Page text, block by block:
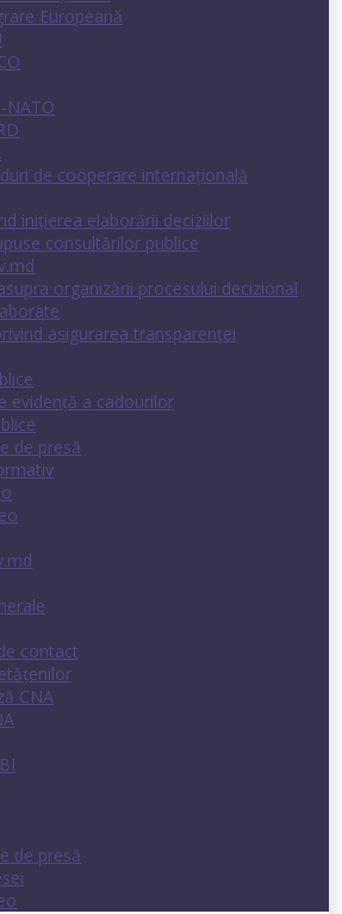
Europeană
NATO
de cooperare internaţională
inițierea elaborării deciziilor
consultărilor publice
organizării procesului decizional
asigurarea transparenţei
evidenţă a cadourilor
de presă
contact
CNA
de presă